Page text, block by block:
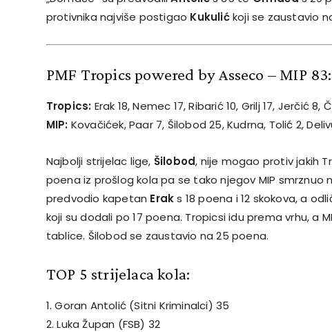
protivnika najviše postigao Kukulićkoji se zaustavio
PMF Tropics powered by Asseco – MIP
Tropics: Erak 18, Nemec 17, Ribarić 10, Grilj 17, Jerčić 8,
MIP: Kovačićek, Paar 7, Šilobod 25, Kudrna, Tolić 2,
Najbolji strijelac lige, Šilobod, nije mogao protiv jakih
poena iz prošlog kola pa se tako njegov MIP smrznuo
predvodio kapetan Eraks 18 poena i 12 skokova, a
koji su dodali po 17 poena. Tropicsi idu prema vrhu, a
tablice. Šilobod se zaustavio na 25 poena.
TOP 5 strijelaca kola:
1. Goran Antolić (Sitni Kriminalci) 35
2. Luka Župan (FSB) 32